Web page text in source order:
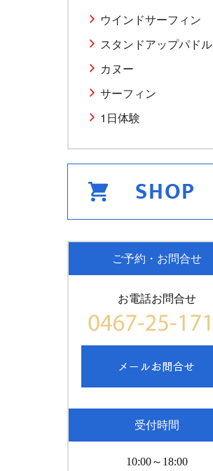
ウインドサーフィン
スタンドアップパドル
カヌー
サーフィン
1日体験
ご予約・お問合せ
お電話お問合せ
受付時間
10:00～18:00